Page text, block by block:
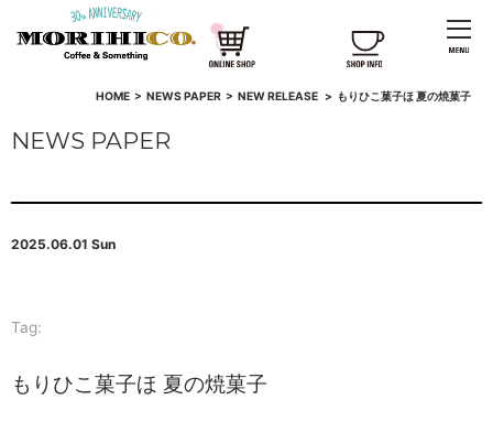
HOME> NEWS PAPER> NEW RELEASE > もりひこ菓子ほ 夏の焼菓子
NEWS PAPER
2025.06.01 Sun
Tag:
もりひこ菓子ほ 夏の焼菓子